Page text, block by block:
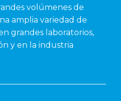
volúmenes de
amplia variedad de
grandes laboratorios,
y en la industria